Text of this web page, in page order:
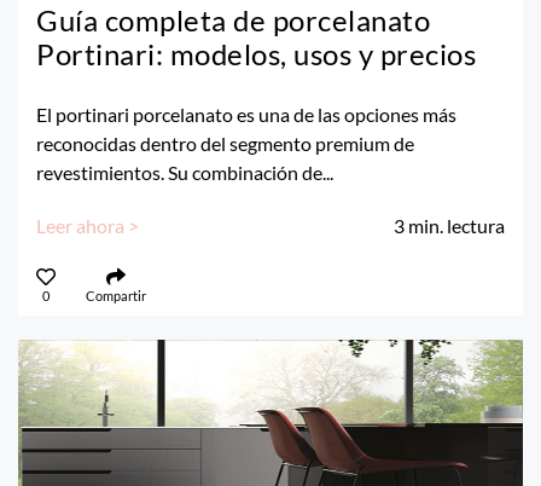
Guía completa de porcelanato
Portinari: modelos, usos y precios
El portinari porcelanato es una de las opciones más
reconocidas dentro del segmento premium de
revestimientos. Su combinación de...
Leer ahora > 3 min. lectura
0 Compartir